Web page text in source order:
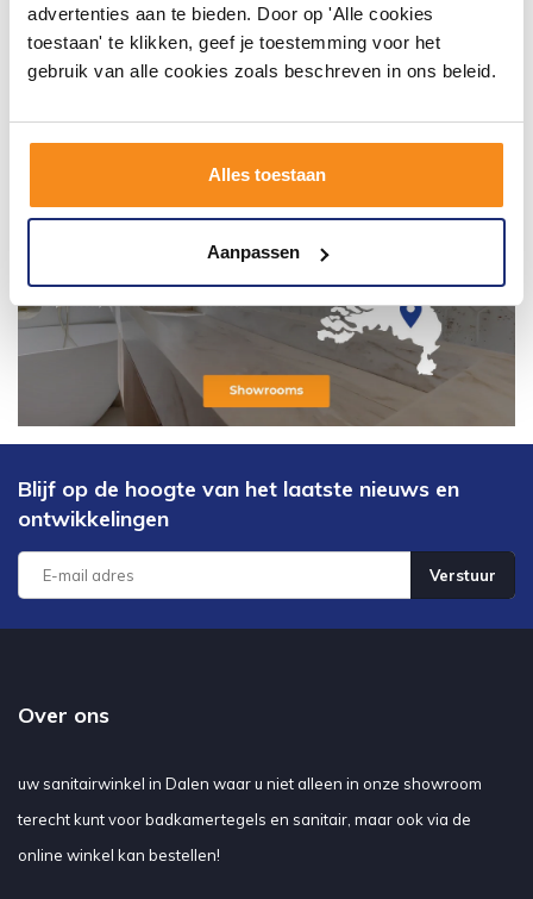
advertenties aan te bieden. Door op 'Alle cookies
toestaan' te klikken, geef je toestemming voor het
gebruik van alle cookies zoals beschreven in ons beleid.
Alles toestaan
Aanpassen
Blijf op de hoogte van het laatste nieuws en
ontwikkelingen
Verstuur
Over ons
uw sanitairwinkel in Dalen waar u niet alleen in onze showroom
terecht kunt voor badkamertegels en sanitair, maar ook via de
online winkel kan bestellen!